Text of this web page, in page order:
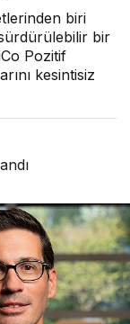
biri
bir
Pozitif
kesintisiz